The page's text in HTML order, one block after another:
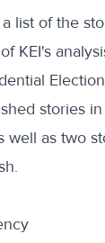
list of the
KEI's
stories in
well as two